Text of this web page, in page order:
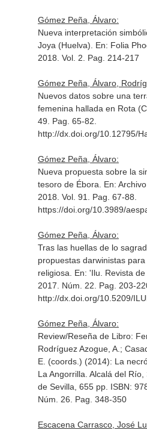
Gómez Peña, Álvaro:
Nueva interpretación
Joya (Huelva). En: Folia
2018. Vol. 2. Pag. 214-217
Gómez Peña, Álvaro,
Nuevos datos sobre una
femenina hallada en Rota
49. Pag. 65-82.
http://dx.doi.org/10.12795/
Gómez Peña, Álvaro:
Nueva propuesta sobre la
tesoro de Ébora. En:
2018. Vol. 91. Pag. 67-88.
https://doi.org/10.3989/
Gómez Peña, Álvaro:
Tras las huellas de lo
propuestas darwinistas
religiosa. En: 'Ilu. Revista
2017. Núm. 22. Pag. 203-
http://dx.doi.org/10.5209/
Gómez Peña, Álvaro:
Review/Reseña de Libro:
Rodríguez Azogue, A.;
E. (coords.) (2014): La
La Angorrilla. Alcalá del
de Sevilla, 655 pp. ISBN:
Núm. 26. Pag. 348-350
Escacena Carrasco, José